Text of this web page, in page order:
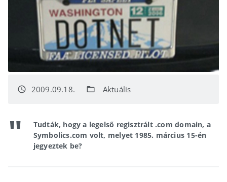
access_time 2009.09.18. folder_open Aktuális
Tudták, hogy a legelső regisztrált .com domain, a
Symbolics.com volt, melyet 1985. március 15-én
jegyeztek be?